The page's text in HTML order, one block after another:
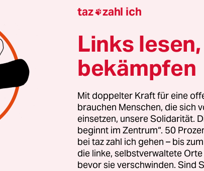
Abschieds“ als Buch erschienen sind. In
geht es darum, dass Sartre im
mehr lesen mag, jedenfalls keine mehr,
einer Wahrheit noch ernst nimmt (oder
recht ein, warum man Romane
nur noch Krimis und Sachbücher lese.
mich beim Wiederlesen der
neulich brennend, weil ich dieses Gefühl
mich irgendwie quält. Es geht, wie ich
der fünfzig so (den Frauen offenbar
taz zahl ich
Links
bekämpfen
Mit doppelter Kraft für eine
brauchen Menschen, die sich
einsetzen, unsere Solidarität.
beginnt im Zentrum“. 50
bei taz zahl ich gehen – bis
die linke, selbstverwaltete
bevor sie verschwinden. Sind